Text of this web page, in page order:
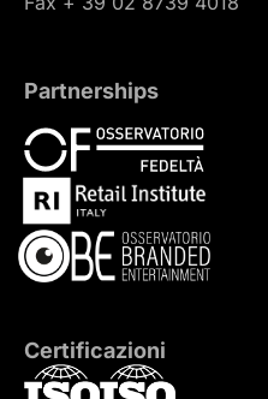
Partnerships
Certificazioni